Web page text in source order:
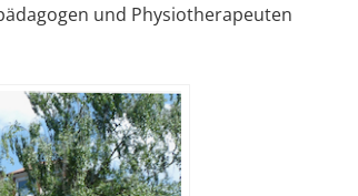
und Physiotherapeuten